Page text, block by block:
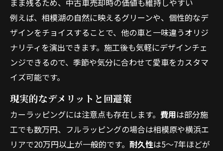
まま残るため、中古車売却時の価値も維持しやすい
例えば、相模湖の自然に映えるグリーンや、個性的なデ
ザインをチョイスすることで、他の車と一味違うオリジ
ナリティを演出できます。施工後も気軽にデザインチェ
ンジできるので、季節や気分に合わせて愛車をカスタマ
イズ可能です。
現実的なデメリットと回避策
カーラッピングには注意点も存在します。 費用は部分施
工でも数万円、フルラッピングの場合は相模原や横浜エ
リアで20万円以上が一般的です。 耐久性は5～7年ほどが